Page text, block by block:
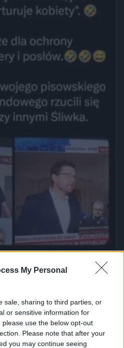
My Personal
sale, sharing to third parties, or
or sensitive information for
use the below opt-out
Please note that after your
you may continue seeing